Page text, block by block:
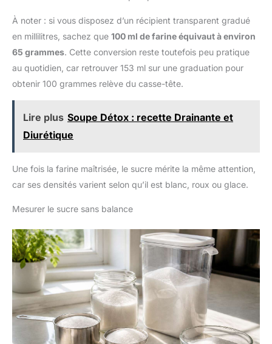
À noter : si vous disposez d’un récipient transparent gradué
en millilitres, sachez que 100 ml de farine équivaut à environ
65 grammes. Cette conversion reste toutefois peu pratique
au quotidien, car retrouver 153 ml sur une graduation pour
obtenir 100 grammes relève du casse-tête.
Lire plus Soupe Détox : recette Drainante et
Diurétique
Une fois la farine maîtrisée, le sucre mérite la même attention,
car ses densités varient selon qu’il est blanc, roux ou glace.
Mesurer le sucre sans balance